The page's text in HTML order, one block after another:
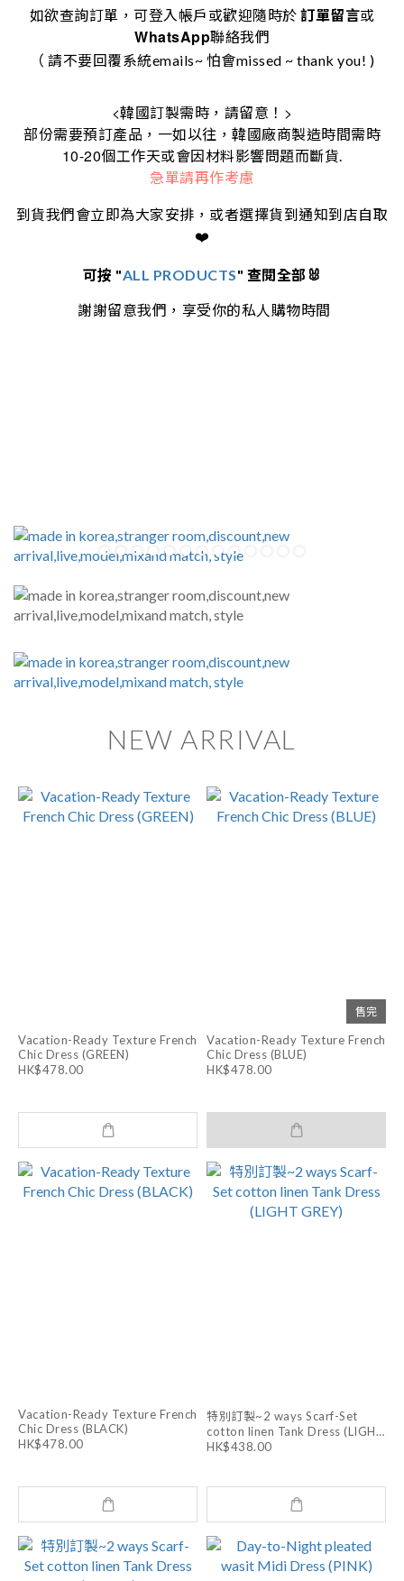
如欲查詢訂單，可登入帳戶或歡迎隨時於 訂單留言或
WhatsApp聯絡我們
（ 請不要回覆系統emails~ 怕會missed ~ thank you! )
<韓國訂製需時，請留意！ >
部份需要預訂產品，一如以往，韓國廠商製造時間需時
10-20個工作天或會因材料影響問題而斷貨.
急單請再作考慮
到貨我們會立即為大家安排，或者選擇貨到通知到店自取
❤️
可按 "ALL PRODUCTS" 查閱全部🐰
謝謝留意我們，享受你的私人購物時間
NEW ARRIVAL
Vacation-Ready Texture French
Chic Dress (GREEN)
HK$478.00
售完
Vacation-Ready Texture French
Chic Dress (BLUE)
HK$478.00
Vacation-Ready Texture French
Chic Dress (BLACK)
HK$478.00
特別訂製~2 ways Scarf-Set
cotton linen Tank Dress (LIGHT
GREY)
HK$438.00